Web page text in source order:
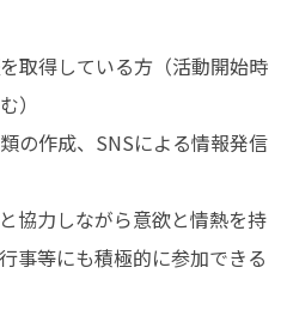
取得している方（活動開始時
）
の作成、SNSによる情報発信
協力しながら意欲と情熱を持
事等にも積極的に参加できる